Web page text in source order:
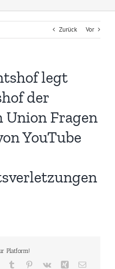
Zurück Vor
legt
der
Union Fragen
YouTube
Platform!
WhatsApp
Tumblr Pinterest
Vk Xing E-